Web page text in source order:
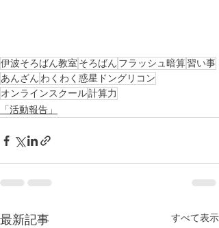
伊波そろばん教室 そろばん フラッシュ暗算習い事
あんざんわくわく惑星ドングリコン
オンラインスクール計算力
「活動報告」
最新記事 すべて表示